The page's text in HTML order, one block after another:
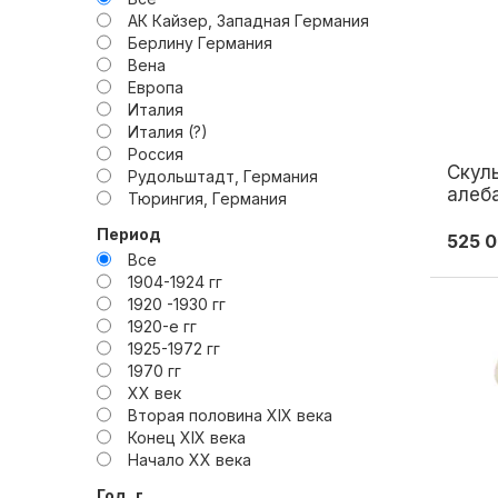
АК Кайзер, Западная Германия
Берлину Германия
Вена
Европа
Италия
Италия (?)
Россия
Рудольштадт, Германия
Тюрингия, Германия
Период
Все
1904-1924 гг
1920 -1930 гг
1920-е гг
1925-1972 гг
1970 гг
XX век
Вторая половина XIX века
Конец XIX века
Начало XX века
525